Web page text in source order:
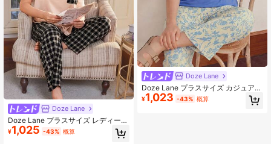
Doze Lane
Doze Lane プラスサイズ レディース
チェック柄 カジュアル ラウンドネッ
ク 半袖 パジャマセット レディース
¥1,025 -43% 概算
Doze Lane
Doze Lane プラスサイズ カジュアル
フローラルプリント Vネック 半袖 ジ
ャンプスーツ
¥1,023 -43% 概算